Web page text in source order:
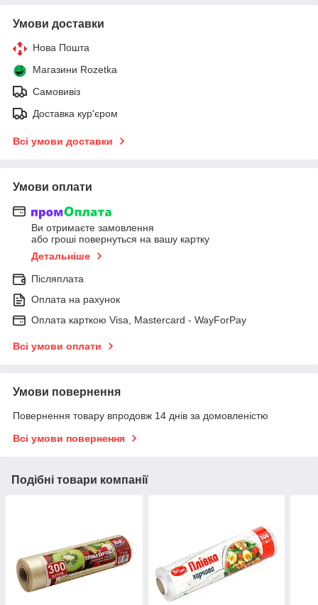
Умови доставки
Нова Пошта
Магазини Rozetka
Самовивіз
Доставка кур'єром
Всі умови доставки
Умови оплати
Ви отримаєте замовлення
або гроші повернуться на вашу картку
Детальніше
Післяплата
Оплата на рахунок
Оплата карткою Visa, Mastercard - WayForPay
Всі умови оплати
Умови повернення
Повернення товару впродовж 14 днів за домовленістю
Всі умови повернення
Подібні товари компанії